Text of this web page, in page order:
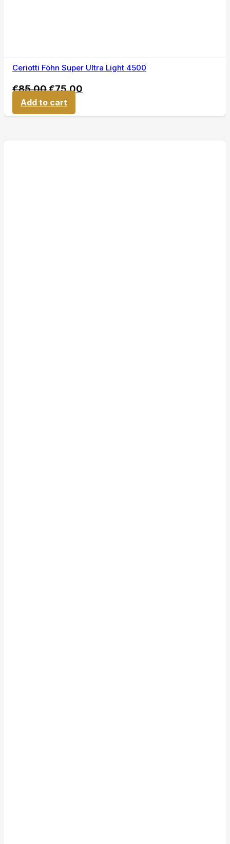
Ceriotti Föhn Super Ultra Light 4500
€85,00€75,00
Add to cart